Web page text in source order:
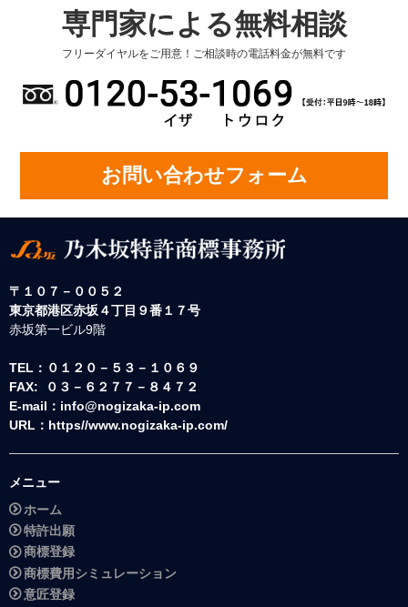
専門家による無料相談
フリーダイヤルをご用意！ご相談時の電話料金が無料です
お問い合わせフォーム
〒１０７－００５２
東京都港区赤坂４丁目９番１７号
赤坂第一ビル9階
TEL：０１２０－５３－１０６９
FAX: ０３－６２７７－８４７２
E-mail：info@nogizaka-ip.com
URL：https//www.nogizaka-ip.com/
メニュー
ホーム
特許出願
商標登録
商標費用シミュレーション
意匠登録